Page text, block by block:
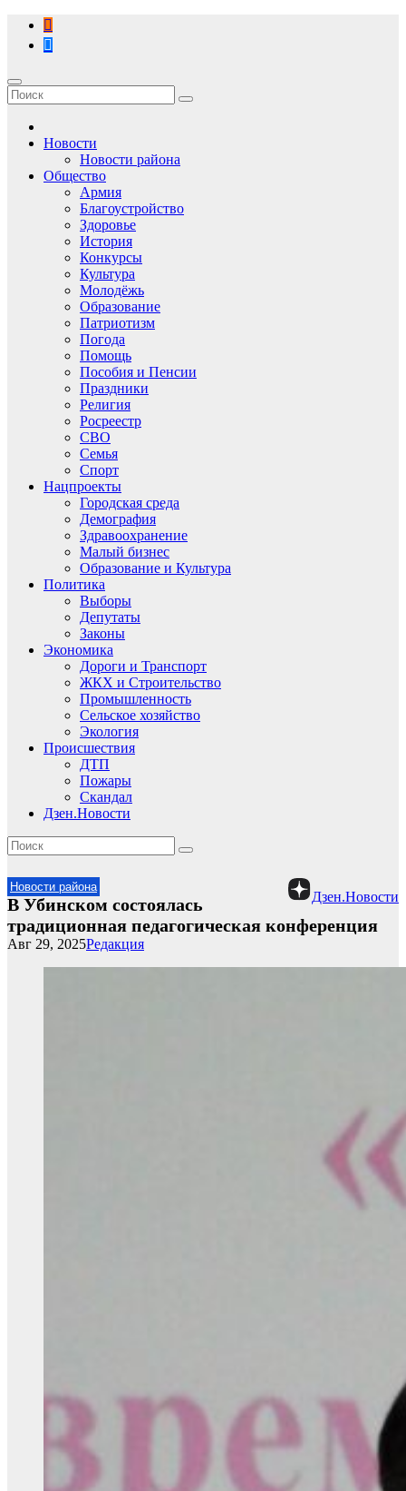
Перейти
содержимому
Новости
Новости района
Общество
Армия
Благоустройство
Здоровье
История
Конкурсы
Культура
Молодёжь
Образование
Патриотизм
Погода
Помощь
Пособия и Пенсии
Праздники
Религия
Росреестр
СВО
Семья
Спорт
Нацпроекты
Городская среда
Демография
Здравоохранение
Малый бизнес
Образование и Культура
Политика
Выборы
Депутаты
Законы
Экономика
Дороги и Транспорт
ЖКХ и Строительство
Промышленность
Сельское хозяйство
Экология
Происшествия
ДТП
Пожары
Скандал
Дзен.Новости
Новости района
Дзен.Новости
В Убинском состоялась
традиционная педагогическая конференция
Редакция
Авг 29, 2025